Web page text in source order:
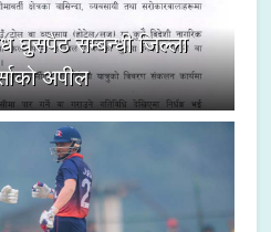
घुसपैठ सम्बन्धी जिल्ला
अपील